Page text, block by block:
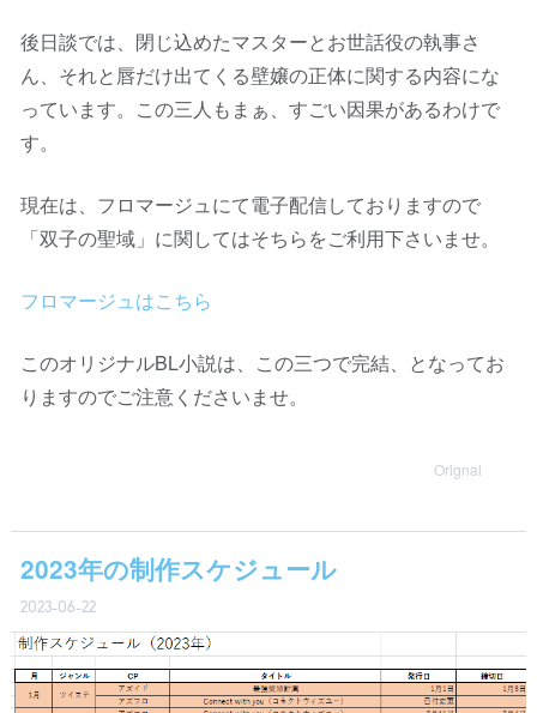
後日談では、閉じ込めたマスターとお世話役の執事さ
ん、それと唇だけ出てくる壁嬢の正体に関する内容にな
っています。この三人もまぁ、すごい因果があるわけで
す。
現在は、フロマージュにて電子配信しておりますので
「双子の聖域」に関してはそちらをご利用下さいませ。
フロマージュはこちら
このオリジナルBL小説は、この三つで完結、となってお
りますのでご注意くださいませ。
Orignal
2023年の制作スケジュール
2023-06-22